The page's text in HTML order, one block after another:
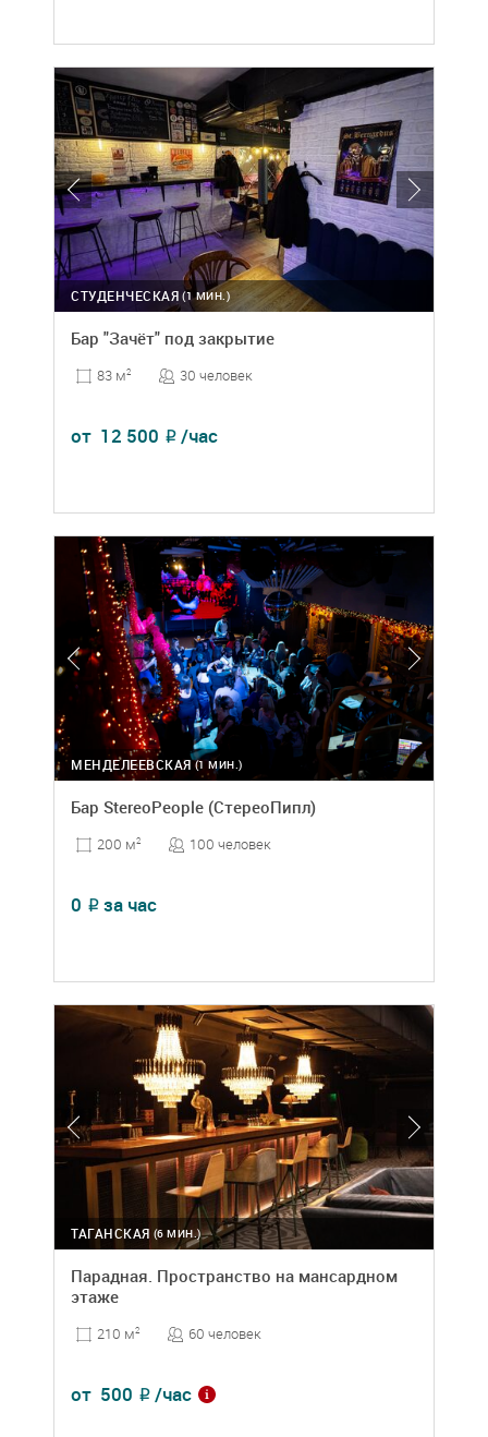
(1 МИН.)
СТУДЕНЧЕСКАЯ
Бар "Зачёт" под закрытие
83 м2 30 человек
от 12 500 ₽ /час
(1 МИН.)
МЕНДЕЛЕЕВСКАЯ
Бар StereoPeople (СтереоПипл)
200 м2 100 человек
0 ₽ за час
(6 МИН.)
ТАГАНСКАЯ
Парадная. Пространство на мансардном
этаже
210 м2 60 человек
от 500 ₽ /час